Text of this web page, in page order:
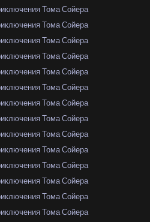
Тома Сойера
Тома Сойера
Тома Сойера
Тома Сойера
Тома Сойера
Тома Сойера
Тома Сойера
Тома Сойера
Тома Сойера
Тома Сойера
Тома Сойера
Тома Сойера
Тома Сойера
Тома Сойера